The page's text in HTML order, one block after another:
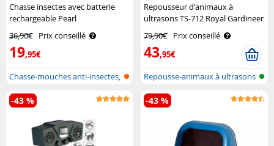
Chasse insectes avec batterie
rechargeable Pearl
36,90€ Prix conseillé
19,95€
Chasse-mouches anti-insectes,
sur b..
Repousseur d'animaux à
ultrasons TS-712 Royal Gardineer
79,90€ Prix conseillé
43,95€
Repousse-animaux à ultrasons
avec d..
-43 % -43 %